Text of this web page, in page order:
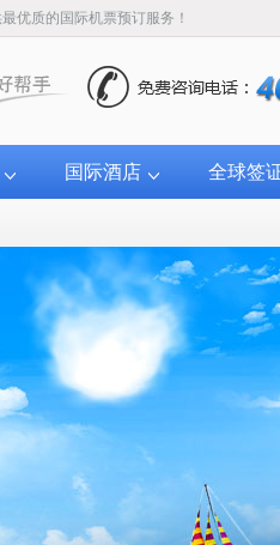
优质的国际机票预订服务！
国际酒店 全球签